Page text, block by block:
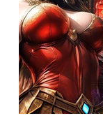
侧耳
机甲